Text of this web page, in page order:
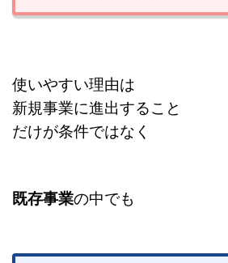
使いやすい理由は
新規事業に進出すること
だけが条件ではなく
既存事業の中でも